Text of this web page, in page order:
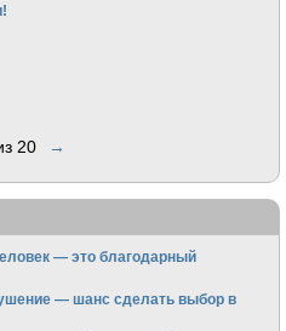
20 →
— это благодарный
— шанс сделать выбор в